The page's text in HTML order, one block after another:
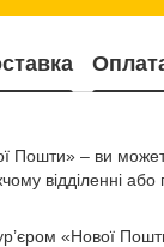
Пошти» – ви
відділенні або
«Нової